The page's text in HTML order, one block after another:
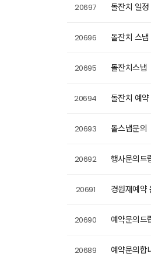
20697 돌잔치 일
20696 돌잔치 스냅
20695 돌잔치스냅
20694 돌잔치 예
20693 돌스냅문의
20692 행사문의드
20691 경원재예약
20690 예약문의드
20689 예약문의합